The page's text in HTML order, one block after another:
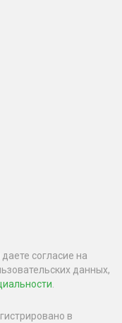
согласие на
данных,
в